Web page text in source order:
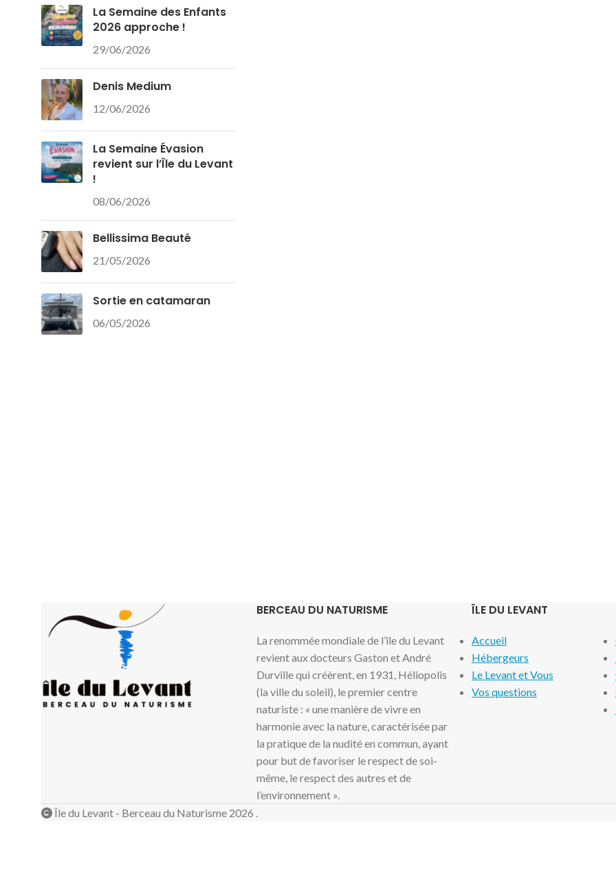
La Semaine des Enfants
2026 approche !
29/06/2026
Denis Medium
12/06/2026
La Semaine Évasion
revient sur l’Île du Levant
!
08/06/2026
Bellissima Beauté
21/05/2026
Sortie en catamaran
06/05/2026
BERCEAU DU NATURISME
La renommée mondiale de l’île du Levant
revient aux docteurs Gaston et André
Durville qui créèrent, en 1931, Héliopolis
(la ville du soleil), le premier centre
naturiste : « une manière de vivre en
harmonie avec la nature, caractérisée par
la pratique de la nudité en commun, ayant
pour but de favoriser le respect de soi-
même, le respect des autres et de
l’environnement ».
ÎLE DU LEVANT
Accueil
Hébergeurs
Le Levant et Vous
Vos questions
Île du Levant - Berceau du Naturisme 2026 .